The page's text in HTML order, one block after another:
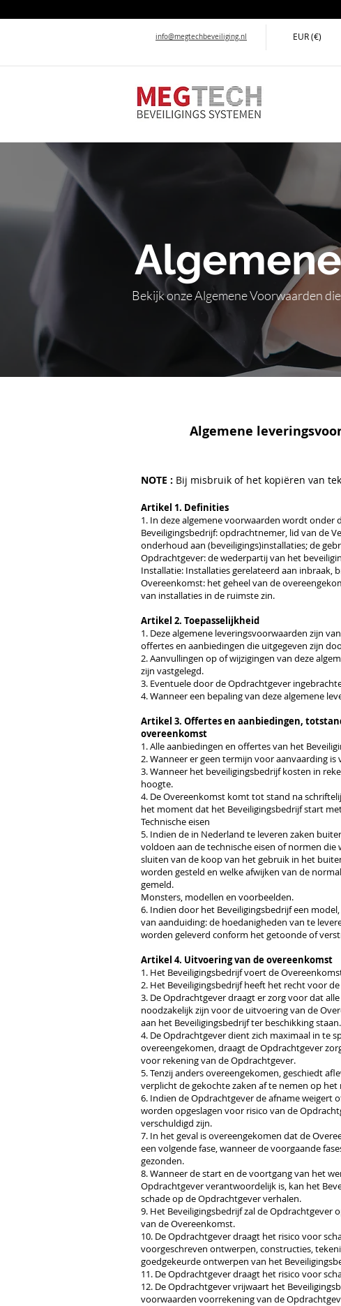
info@megtechbeveiliging.nl EUR (€)
Bekijk onze Algemene Voorwaarden
Algemene
NOTE : Bij misbruik of het kopiëren van
Artikel 1. Definities
1. In deze algemene voorwaarden wordt
Beveiligingsbedrijf: opdrachtnemer, lid van de
onderhoud aan (beveiligings)installaties; de
Opdrachtgever: de wederpartij van het
Installatie: Installaties gerelateerd aan
Overeenkomst: het geheel van de
van installaties in de ruimste zin.
Artikel 2. Toepasselijkheid
1. Deze algemene leveringsvoorwaarden zijn
offertes en aanbiedingen die uitgegeven zijn
2. Aanvullingen op of wijzigingen van deze
zijn vastgelegd.
3. Eventuele door de Opdrachtgever
4. Wanneer een bepaling van deze algemene
Artikel 3. Offertes en aanbiedingen,
overeenkomst
1. Alle aanbiedingen en offertes van het
2. Wanneer er geen termijn voor aanvaarding
3. Wanneer het beveiligingsbedrijf kosten in
hoogte.
4. De Overeenkomst komt tot stand na
het moment dat het Beveiligingsbedrijf start
Technische eisen
5. Indien de in Nederland te leveren zaken
voldoen aan de technische eisen of normen
sluiten van de koop van het gebruik in het
worden gesteld en welke afwijken van de
gemeld.
Monsters, modellen en voorbeelden.
6. Indien door het Beveiligingsbedrijf een
van aanduiding: de hoedanigheden van te
worden geleverd conform het getoonde of
Artikel 4. Uitvoering van de overeenkomst
1. Het Beveiligingsbedrijf voert de
2. Het Beveiligingsbedrijf heeft het recht voor
3. De Opdrachtgever draagt er zorg voor dat
noodzakelijk zijn voor de uitvoering van de
aan het Beveiligingsbedrijf ter beschikking staan.
4. De Opdrachtgever dient zich maximaal in te
overeengekomen, draagt de Opdrachtgever
voor rekening van de Opdrachtgever.
5. Tenzij anders overeengekomen, geschiedt
verplicht de gekochte zaken af te nemen op
6. Indien de Opdrachtgever de afname weigert
worden opgeslagen voor risico van de
verschuldigd zijn.
7. In het geval is overeengekomen dat de
een volgende fase, wanneer de voorgaande
gezonden.
8. Wanneer de start en de voortgang van het
Opdrachtgever verantwoordelijk is, kan het
schade op de Opdrachtgever verhalen.
9. Het Beveiligingsbedrijf zal de
van de Overeenkomst.
10. De Opdrachtgever draagt het risico voor
voorgeschreven ontwerpen, constructies,
goedgekeurde ontwerpen van het
11. De Opdrachtgever draagt het risico voor
12. De Opdrachtgever vrijwaart het
voorwaarden voorrekening van de